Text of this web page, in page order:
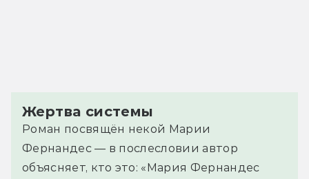
Жертва системы
Роман посвящён некой Марии
Фернандес — в послесловии автор
объясняет, кто это: «Мария Фернандес